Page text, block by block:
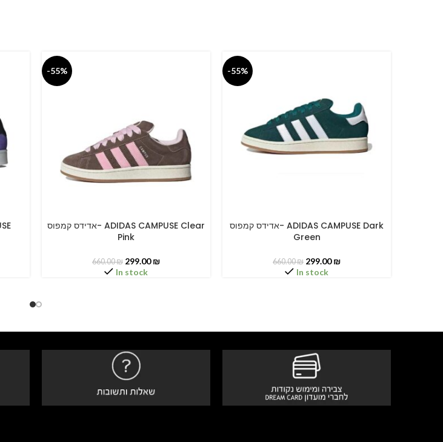
-55%
SELECT OPTIONS
אדידס קמפוס- ADIDAS CAMPUSE Clear
Pink
660.00₪ 299.00₪
In stock
-55%
SELECT OPTIONS
אדידס קמפוס- ADIDAS CAMPUSE Dark
Green
660.00₪ 299.00₪
In stock